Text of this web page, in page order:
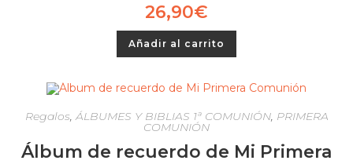
26,90€
Añadir al carrito
Regalos,ÁLBUMES Y BIBLIAS 1ª COMUNIÓN, PRIMERA
COMUNIÓN
Álbum de recuerdo de Mi Primera